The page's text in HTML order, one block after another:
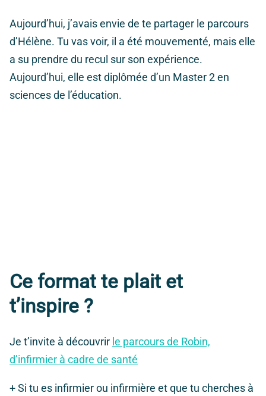
Aujourd’hui, j’avais envie de te partager le parcours
d’Hélène. Tu vas voir, il a été mouvementé, mais elle
a su prendre du recul sur son expérience.
Aujourd’hui, elle est diplômée d’un Master 2 en
sciences de l’éducation.
Ce format te plait et
t’inspire ?
Je t’invite à découvrir le parcours de Robin,
d’infirmier à cadre de santé
+ Si tu es infirmier ou infirmière et que tu cherches à